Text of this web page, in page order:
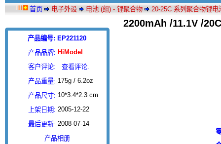
首页 电子外设 电池 (组) - 锂聚合物 20-25C 系列聚合物锂电
产品编号: EP221120
产品品牌: HiModel
客户评论:
查看评论.
产品重量: 175g / 6.2oz
产品尺寸: 10*3.4*2.3 cm
上架日期: 2005-12-22
最后更新: 2008-07-14
产品相册
2200mAh /11.1V /